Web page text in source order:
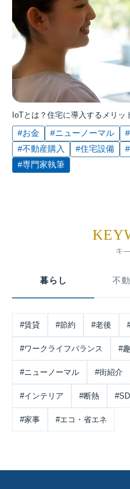
IoTとは？住宅に導入するメリ
#お金 #ニューノーマル
#不動産購入
#住宅設備
#専門家執筆
キ
暮らし 不
#賃貸 #節約 #老後
#ワークライフバランス #
#ニューノーマル #街紹介
#インテリア #断熱
#家事 #エコ・省エネ